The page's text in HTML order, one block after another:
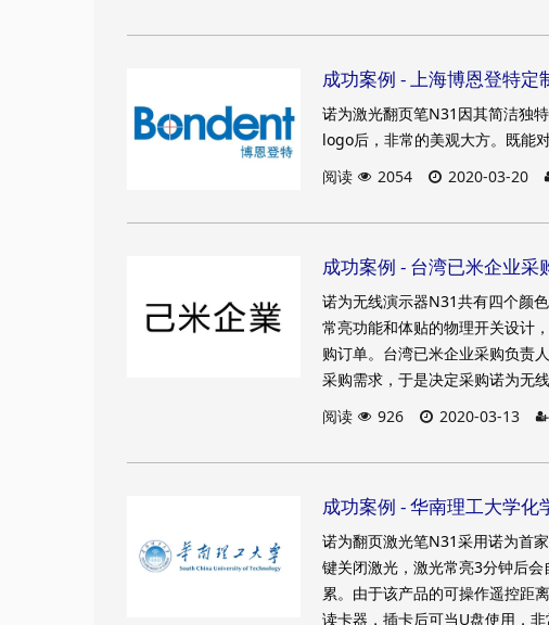
成功案例 - 上海博恩登特
诺为激光翻页笔N31因其简洁独
logo后，非常的美观大方。既能
阅读
2054 2020-03-20
成功案例 - ​​台湾已米企业
诺为无线演示器N31共有四个颜
常亮功能和体贴的物理开关设计
购订单。台湾已米企业采购负责
采购需求，于是决定采购诺为无
阅读
926 2020-03-13
成功案例 - ​华南理工大学
诺为翻页激光笔N31采用诺为首
键关闭激光，激光常亮3分钟后
累。由于该产品的可操作遥控距
读卡器，插卡后可当U盘使用，